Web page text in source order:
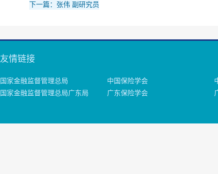
下一篇：张伟 副研究员
友情链接
国家金融监督管理总局 中国保险学会
国家金融监督管理总局广东局
广东保险学会